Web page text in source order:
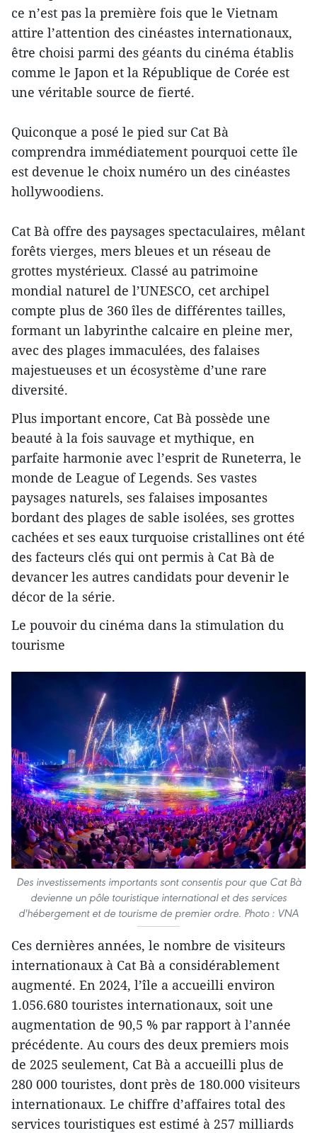
ce n’est pas la première fois que le Vietnam
attire l’attention des cinéastes internationaux,
être choisi parmi des géants du cinéma établis
comme le Japon et la République de Corée est
une véritable source de fierté.
Quiconque a posé le pied sur Cat Bà
comprendra immédiatement pourquoi cette île
est devenue le choix numéro un des cinéastes
hollywoodiens.
Cat Bà offre des paysages spectaculaires, mêlant
forêts vierges, mers bleues et un réseau de
grottes mystérieux. Classé au patrimoine
mondial naturel de l’UNESCO, cet archipel
compte plus de 360 îles de différentes tailles,
formant un labyrinthe calcaire en pleine mer,
avec des plages immaculées, des falaises
majestueuses et un écosystème d’une rare
diversité.
Plus important encore, Cat Bà possède une
beauté à la fois sauvage et mythique, en
parfaite harmonie avec l’esprit de Runeterra, le
monde de League of Legends. Ses vastes
paysages naturels, ses falaises imposantes
bordant des plages de sable isolées, ses grottes
cachées et ses eaux turquoise cristallines ont été
des facteurs clés qui ont permis à Cat Bà de
devancer les autres candidats pour devenir le
décor de la série.
Le pouvoir du cinéma dans la stimulation du
tourisme
Des investissements importants sont consentis pour que Cat Bà
devienne un pôle touristique international et des services
d'hébergement et de tourisme de premier ordre. Photo : VNA
Ces dernières années, le nombre de visiteurs
internationaux à Cat Bà a considérablement
augmenté. En 2024, l’île a accueilli environ
1.056.680 touristes internationaux, soit une
augmentation de 90,5 % par rapport à l’année
précédente. Au cours des deux premiers mois
de 2025 seulement, Cat Bà a accueilli plus de
280 000 touristes, dont près de 180.000 visiteurs
internationaux. Le chiffre d’affaires total des
services touristiques est estimé à 257 milliards